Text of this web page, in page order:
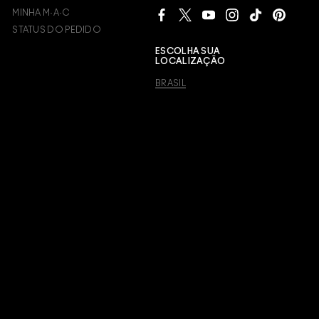
MINHA M·A·C
STATUS DO PEDIDO
ESCOLHA SUA
LOCALIZAÇÃO
BRASIL